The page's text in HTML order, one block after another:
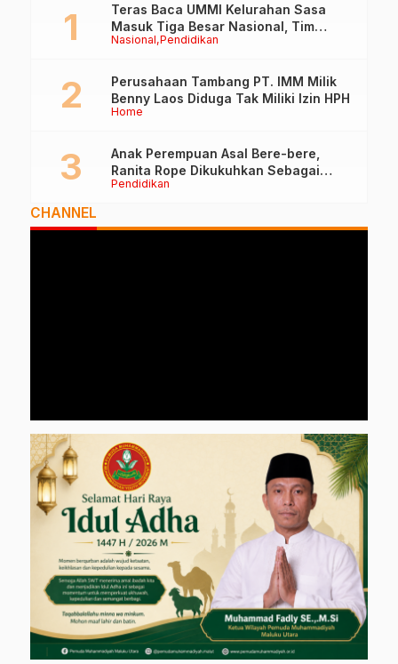
Nasional Pendidikan
Teras Baca UMMI Kelurahan Sasa
Masuk Tiga Besar Nasional, Tim
Penilai Lakukan Visitasi di Ternate
Home
Perusahaan Tambang PT. IMM Milik
Benny Laos Diduga Tak Miliki Izin HPH
Pendidikan
Anak Perempuan Asal Bere-bere,
Ranita Rope Dikukuhkan Sebagai
Guru Besar dan Rektor Ummu
CHANNEL